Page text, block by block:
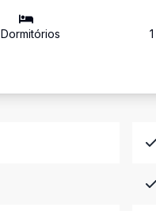
Dormitórios 1